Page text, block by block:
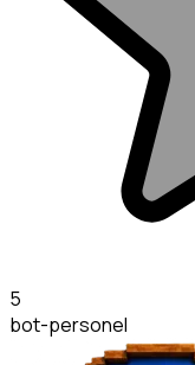
5
bot-personel